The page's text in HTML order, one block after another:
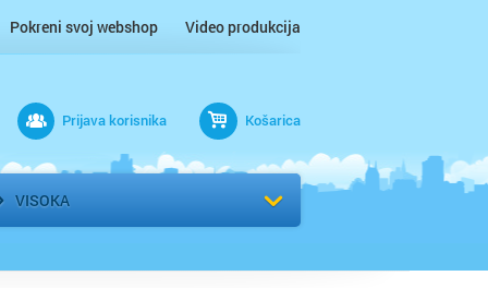
Pokreni svoj webshop Video produkcija
Prijava korisnika Košarica
VISOKA